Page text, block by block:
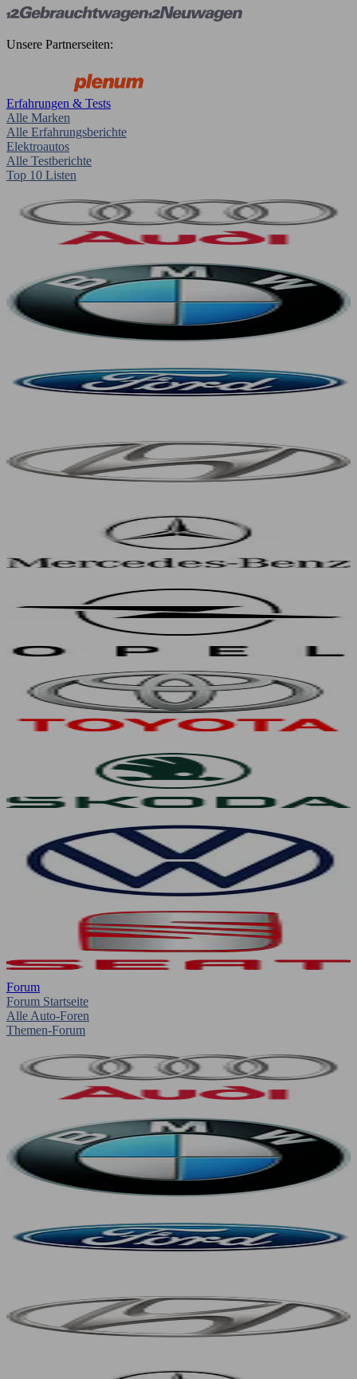
Unsere Partnerseiten:
Erfahrungen & Tests
Alle Marken
Alle Erfahrungsberichte
Elektroautos
Alle Testberichte
Top 10 Listen
Forum
Forum Startseite
Alle Auto-Foren
Themen-Forum